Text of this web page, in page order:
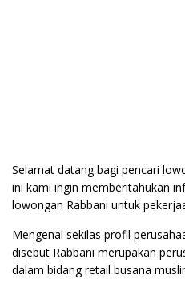
Selamat datang bagi pencari
ini kami ingin memberitahukan
lowongan Rabbani untuk
Mengenal sekilas profil
disebut Rabbani merupakan
dalam bidang retail busana